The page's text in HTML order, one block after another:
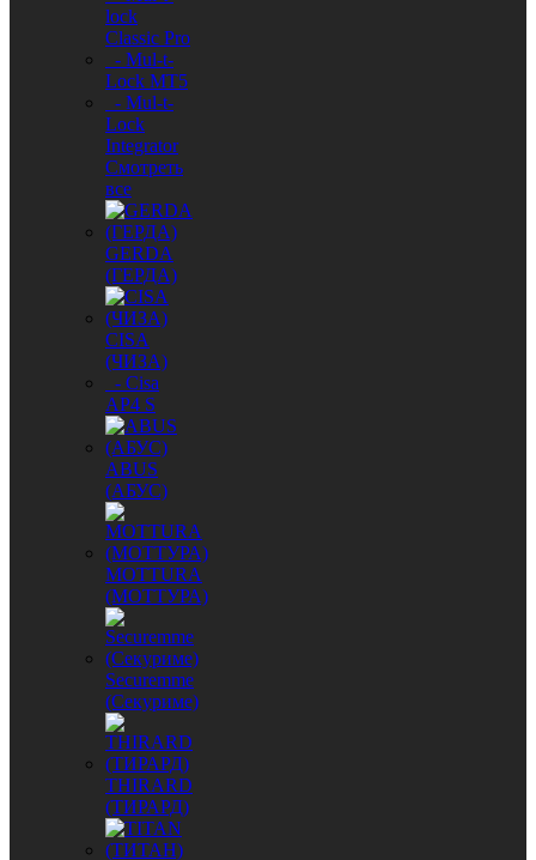
lock
Classic Pro
- Mul-t-
Lock MT5
- Mul-t-
Lock
Integrator
Смотреть
все
GERDA
(ГЕРДА)
CISA
(ЧИЗА)
- Cisa
AP4 S
ABUS
(АБУС)
MОTTURA
(МОТТУРА)
Securemme
(Секуриме)
THIRARD
(ТИРАРД)